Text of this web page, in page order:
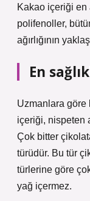
Kakao içeriği en
polifenoller,
ağırlığının
En
Uzmanlara
içeriği, nispeten
Çok bitter
türüdür. Bu tür
türlerine göre
yağ içermez.